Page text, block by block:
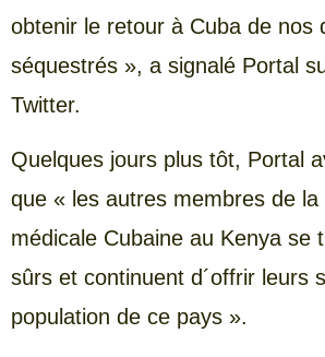
obtenir le retour à Cuba de nos
séquestrés », a signalé Portal
Twitter.
Quelques jours plus tôt, Portal
que « les autres membres de la
médicale Cubaine au Kenya se
sûrs et continuent d´offrir leurs
population de ce pays ».